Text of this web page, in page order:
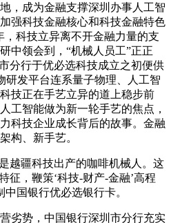
，成为金融支撑深圳办事人工智
强科技金融核心和科技金融特色
，科技立异离不开金融力量的支
中领会到，“机械人员工”正正
分行于优必选科技成立之初便供
研发平台连系量子物理、人工智
技正在手艺立异的道上稳步前
工智能做为新一轮手艺的焦点，
科技企业成长背后的故事。金融
构、新手艺。
疆科技出产的咖啡机械人。这
征，鞭策‘科技-财产-金融’高程
国银行优必选银行卡。
势，中国银行深圳市分行充实